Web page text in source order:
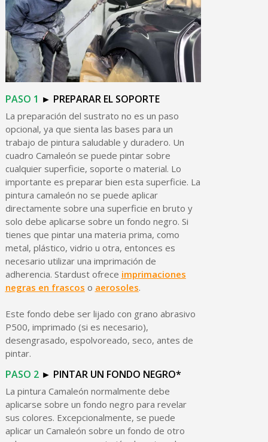
PASO 1 ► PREPARAR EL SOPORTE
La preparación del sustrato no es un paso
opcional, ya que sienta las bases para un
trabajo de pintura saludable y duradero. Un
cuadro Camaleón se puede pintar sobre
cualquier superficie, soporte o material. Lo
importante es preparar bien esta superficie. La
pintura camaleón no se puede aplicar
directamente sobre una superficie en bruto y
solo debe aplicarse sobre un fondo negro. Si
tienes que pintar una materia prima, como
metal, plástico, vidrio u otra, entonces es
necesario utilizar una imprimación de
adherencia. Stardust ofrece imprimaciones
negras en frascos o aerosoles.
Este fondo debe ser lijado con grano abrasivo
P500, imprimado (si es necesario),
desengrasado, espolvoreado, seco, antes de
pintar.
PASO 2► PINTAR UN FONDO NEGRO*
La pintura Camaleón normalmente debe
aplicarse sobre un fondo negro para revelar
sus colores. Excepcionalmente, se puede
aplicar un Camaleón sobre un fondo de otro